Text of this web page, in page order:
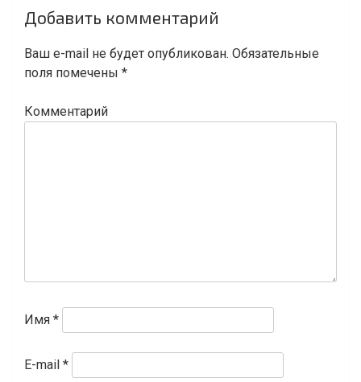
по
записям
Добавить комментарий
Ваш e-mail не будет опубликован. Обязательные
поля помечены *
Комментарий
Имя *
E-mail *